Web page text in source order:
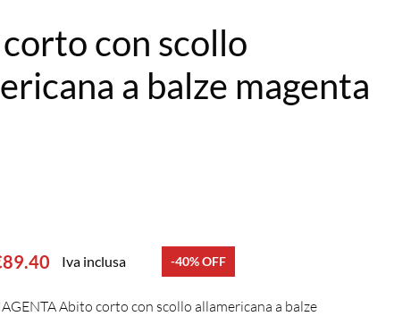
con scollo
a balze magenta
89.40 Iva inclusa -40% OFF
Abito corto con scollo allamericana a balze